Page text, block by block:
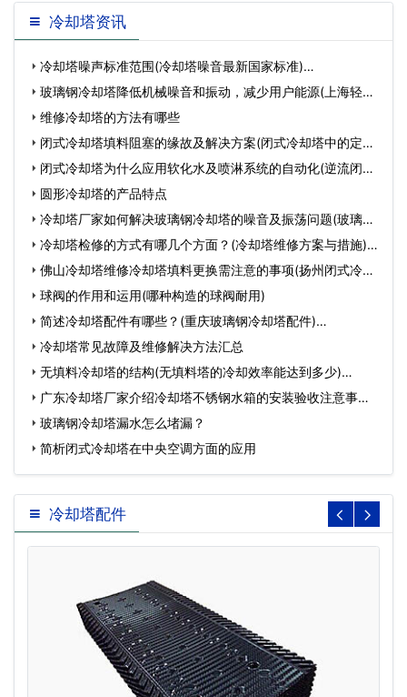
冷却塔资讯
冷却塔噪声标准范围(冷却塔噪音最新国家标准)…
玻璃钢冷却塔降低机械噪音和振动，减少用户能源(上海轻型
玻璃…
维修冷却塔的方法有哪些
闭式冷却塔填料阻塞的缘故及解决方案(闭式冷却塔中的定压
补…闭式冷却塔为什么应用软化水及喷淋系统的自动化(逆流闭式
冷…圆形冷却塔的产品特点
冷却塔厂家如何解决玻璃钢冷却塔的噪音及振荡问题(玻璃钢
冷…冷却塔检修的方式有哪几个方面？(冷却塔维修方案与措施)…
佛山冷却塔维修冷却塔填料更换需注意的事项(扬州闭式冷却
塔…球阀的作用和运用(哪种构造的球阀耐用)
简述冷却塔配件有哪些？(重庆玻璃钢冷却塔配件)…
冷却塔常见故障及维修解决方法汇总
无填料冷却塔的结构(无填料塔的冷却效率能达到多少)…
广东冷却塔厂家介绍冷却塔不锈钢水箱的安装验收注意事项
(广…
玻璃钢冷却塔漏水怎么堵漏？
简析闭式冷却塔在中央空调方面的应用
冷却塔配件